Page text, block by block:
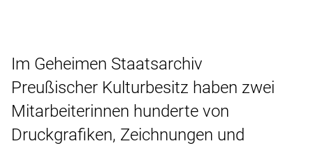
Im Geheimen Staatsarchiv
Preußischer Kulturbesitz haben zwei
Mitarbeiterinnen hunderte von
Druckgrafiken, Zeichnungen und